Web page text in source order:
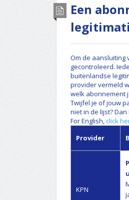
Een
Om de aansluiting
gecontroleerd.
buitenlandse
provider vermeld
welk abonnement
Twijfel je of jouw
niet in de lijst?
For English,click
Provider
KPN